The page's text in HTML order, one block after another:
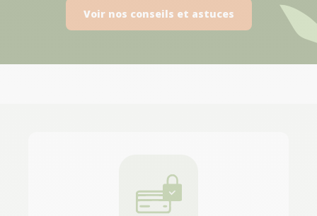
Voir nos conseils et astuces